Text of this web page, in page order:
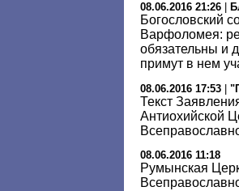
08.06.2016 21:26
Богословский
Варфоломея:
обязательны и
примут в нем
08.06.2016 17:53
Текст
Антиохийской
08.06.2016 11:18
Румынская